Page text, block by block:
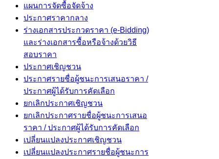
แผนการจัดซื้อจัดจ้าง
ประกาศราคากลาง
ร่างเอกสารประกวดราคา (e-Bidding)
และร่างเอกสารซื้อหรือจ้างด้วยวิธี
สอบราคา
ประกาศเชิญชวน
ประกาศรายชื่อผู้ชนะการเสนอราคา /
ประกาศผู้ได้รับการคัดเลือก
ยกเลิกประกาศเชิญชวน
ยกเลิกประกาศรายชื่อผู้ชนะการเสนอ
ราคา / ประกาศผู้ได้รับการคัดเลือก
เปลี่ยนแปลงประกาศเชิญชวน
เปลี่ยนแปลงประกาศรายชื่อผู้ชนะการ